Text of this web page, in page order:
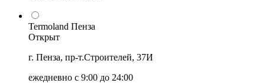
Termoland Пенза
Открыт
г. Пенза, пр-т.Строителей, 37И
ежедневно с 9:00 до 24:00